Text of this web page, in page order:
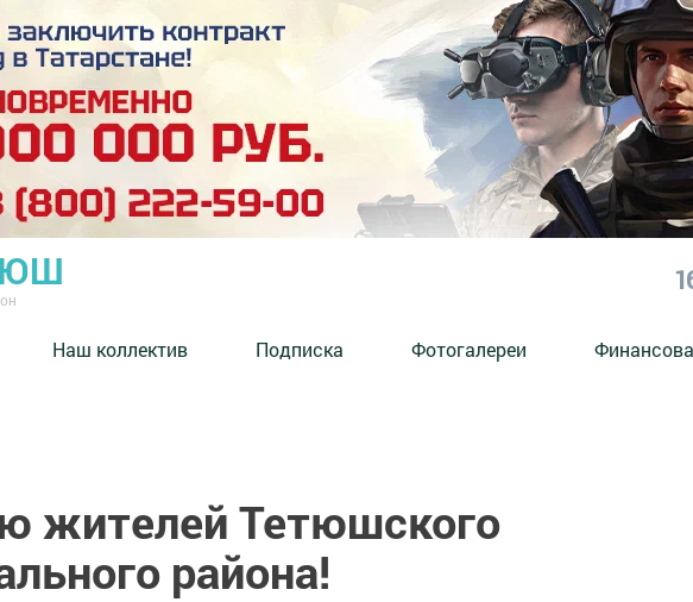
Наш коллектив Подписка Фотогалереи
жителей Тетюшского
района!